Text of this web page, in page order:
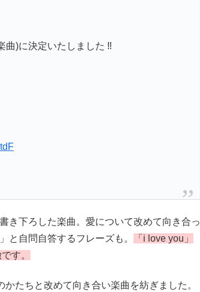
曲)に決定いたしました ‼️
き下ろした楽曲。愛について改めて向き合っ
と自問自答するフレーズも。
「i love you」
す。
たちと改めて向き合い楽曲を紡ぎました。